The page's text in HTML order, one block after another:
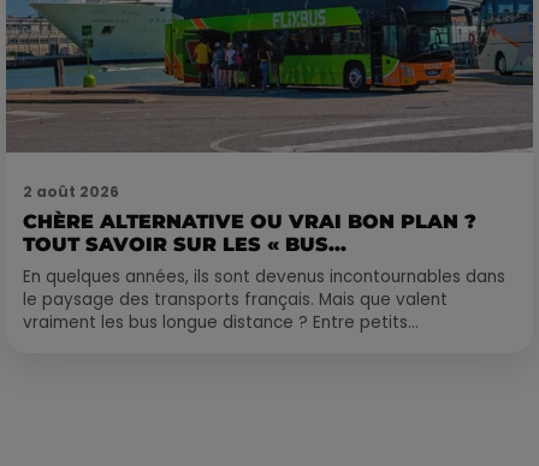
2 août 2026
CHÈRE ALTERNATIVE OU VRAI BON PLAN ?
TOUT SAVOIR SUR LES « BUS...
En quelques années, ils sont devenus incontournables dans
le paysage des transports français. Mais que valent
vraiment les bus longue distance ? Entre petits...